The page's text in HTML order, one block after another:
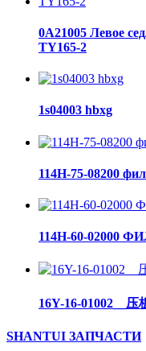
0A21005 Левое
TY165-2
1s04003 hbxg
114H-75-08200
114H-60-02000
16Y-16-01002__压
SHANTUI ЗАПЧАСТИ